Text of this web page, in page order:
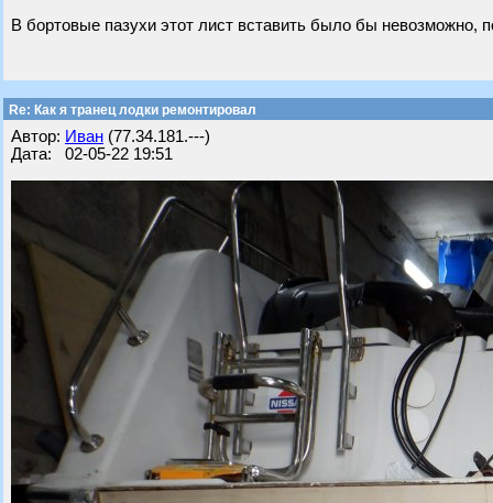
В бортовые пазухи этот лист вставить было бы невозможно,
Re: Как я транец лодки ремонтировал
Автор: Иван (77.34.181.---)
Дата: 02-05-22 19:51